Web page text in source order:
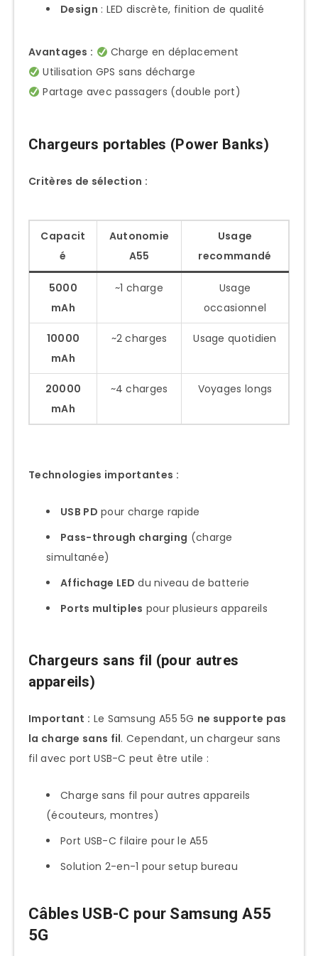
Design : LED discrète, finition de qualité
Avantages :
Charge en déplacement
Utilisation GPS sans décharge
Partage avec passagers (double port)
Chargeurs portables (Power Banks)
Critères de sélection :
Capacit
é
Autonomie
A55
Usage
recommandé
5000
mAh
~1 charge
Usage
occasionnel
10000
mAh
~2 charges Usage quotidien
20000
mAh
~4 charges Voyages longs
Technologies importantes :
USB PD pour charge rapide
Pass-through charging (charge
simultanée)
Affichage LED du niveau de batterie
Ports multiples pour plusieurs appareils
Chargeurs sans fil (pour autres
appareils)
Important : Le Samsung A55 5G ne supporte pas
la charge sans fil. Cependant, un chargeur sans
fil avec port USB-C peut être utile :
Charge sans fil pour autres appareils
(écouteurs, montres)
Port USB-C filaire pour le A55
Solution 2-en-1 pour setup bureau
Câbles USB-C pour Samsung A55
5G